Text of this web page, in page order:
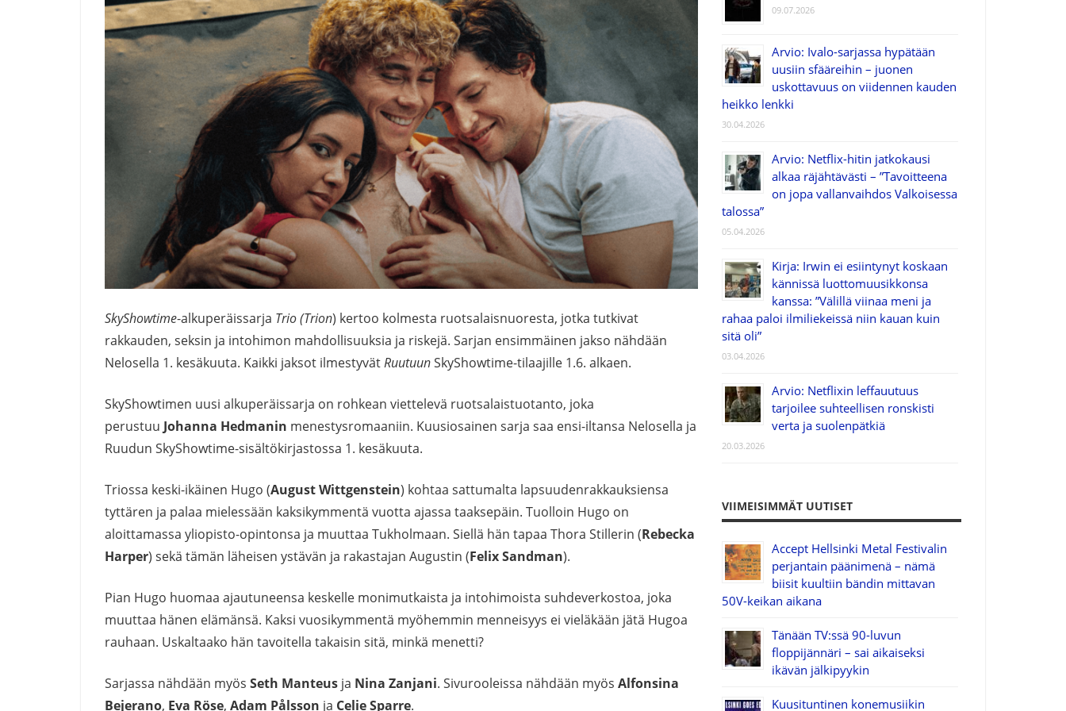
SkyShowtime-alkuperäissarja Trio (Trion) kertoo kolmesta ruotsalaisnuoresta, jotka tutkivat
rakkauden, seksin ja intohimon mahdollisuuksia ja riskejä. Sarjan ensimmäinen jakso nähdään
Nelosella 1. kesäkuuta. Kaikki jaksot ilmestyvätRuutuunSkyShowtime-tilaajille 1.6. alkaen.
SkyShowtimen uusi alkuperäissarja on rohkean viettelevä ruotsalaistuotanto, joka
perustuu Johanna Hedmanin menestysromaaniin. Kuusiosainen sarja saa ensi-iltansa Nelosella ja
Ruudun SkyShowtime-sisältökirjastossa 1. kesäkuuta.
Triossa keski-ikäinen Hugo (August Wittgenstein) kohtaa sattumalta lapsuudenrakkauksiensa
tyttären ja palaa mielessään kaksikymmentä vuotta ajassa taaksepäin. Tuolloin Hugo on
aloittamassa yliopisto-opintonsa ja muuttaa Tukholmaan. Siellä hän tapaa Thora Stillerin (Rebecka
Harper) sekä tämän läheisen ystävän ja rakastajan Augustin (Felix Sandman).
Pian Hugo huomaa ajautuneensa keskelle monimutkaista ja intohimoista suhdeverkostoa, joka
muuttaa hänen elämänsä. Kaksi vuosikymmentä myöhemmin menneisyys ei vieläkään jätä Hugoa
rauhaan. Uskaltaako hän tavoitella takaisin sitä, minkä menetti?
Sarjassa nähdään myös Seth Manteus ja Nina Zanjani. Sivurooleissa nähdään myös Alfonsina
Bejerano, Eva Röse, Adam Pålsson ja Celie Sparre.
09.07.2026
Arvio: Ivalo-sarjassa hypätään
uusiin sfääreihin – juonen
uskottavuus on viidennen kauden
heikko lenkki
30.04.2026
Arvio: Netflix-hitin jatkokausi
alkaa räjähtävästi – ”Tavoitteena
on jopa vallanvaihdos Valkoisessa
talossa”
05.04.2026
Kirja: Irwin ei esiintynyt koskaan
kännissä luottomuusikkonsa
kanssa: ”Välillä viinaa meni ja
rahaa paloi ilmiliekeissä niin kauan kuin
sitä oli”
03.04.2026
Arvio: Netflixin leffauutuus
tarjoilee suhteellisen ronskisti
verta ja suolenpätkiä
20.03.2026
VIIMEISIMMÄT UUTISET
Accept Hellsinki Metal Festivalin
perjantain päänimenä – nämä
biisit kuultiin bändin mittavan
50V-keikan aikana
Tänään TV:ssä 90-luvun
floppijännäri – sai aikaiseksi
ikävän jälkipyykin
Kuusituntinen konemusiikin